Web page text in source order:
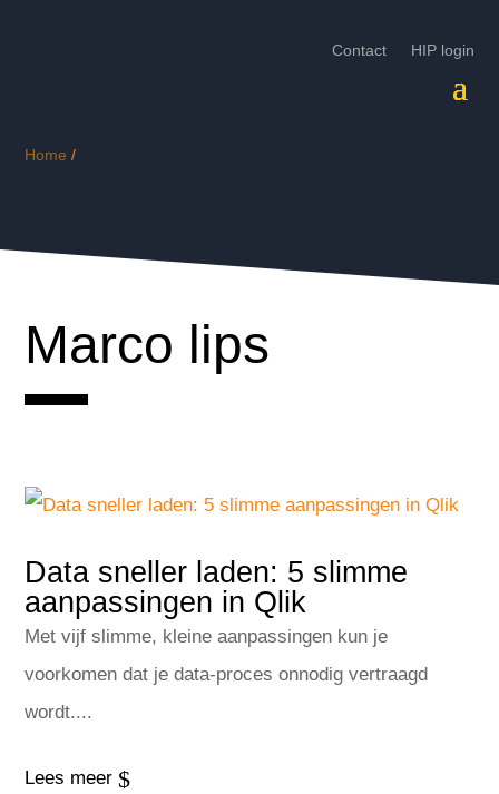
Contact HIP login
Home /
Marco lips
Data sneller laden: 5 slimme
aanpassingen in Qlik
Met vijf slimme, kleine aanpassingen kun je
voorkomen dat je data-proces onnodig vertraagd
wordt....
Lees meer $